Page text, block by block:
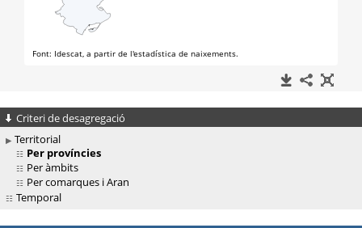
Criteri de desagregació
Territorial
Per províncies
Per àmbits
Per comarques i Aran
Temporal